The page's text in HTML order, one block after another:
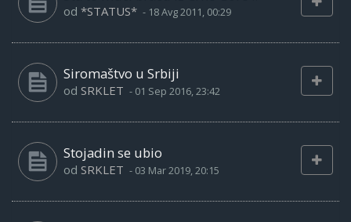
od *STATUS* - 18 Avg 2011, 00:29
Siromaštvo u Srbiji
od SRKLET - 01 Sep 2016, 23:42
Stojadin se ubio
od SRKLET - 03 Mar 2019, 20:15